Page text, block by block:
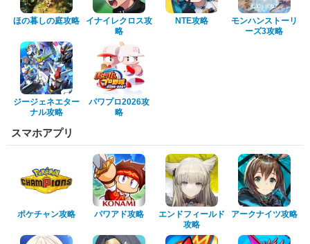
ほの暮しの庭攻略
イナイレクロス攻
略
NTE攻略
モンハンストーリ
ーズ3攻略
ジージェネエター
ナル攻略
パワプロ2026攻
略
スマホアプリ
ポケチャン攻略 パワアド攻略
エンドフィールド
攻略
アークナイツ攻略